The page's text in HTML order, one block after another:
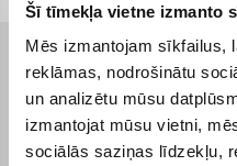
Šī tīmekļa vietne izmanto
Mēs izmantojam sīkfailus,
reklāmas, nodrošinātu
un analizētu mūsu
izmantojat mūsu vietni,
sociālās saziņas līdzekļu,
Raksturlielumi
Ražotājs